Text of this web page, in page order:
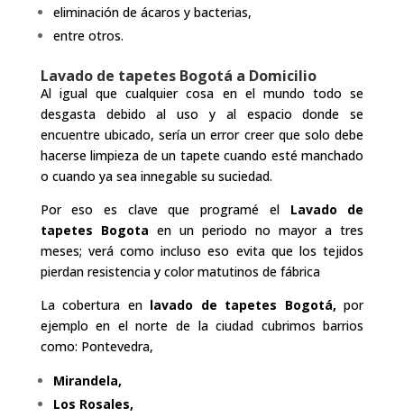
eliminación de ácaros y bacterias,
entre otros.
Lavado de tapetes Bogotá a Domicilio
Al igual que cualquier cosa en el mundo todo se
desgasta debido al uso y al espacio donde se
encuentre ubicado, sería un error creer que solo debe
hacerse limpieza de un tapete cuando esté manchado
o cuando ya sea innegable su suciedad.
Por eso es clave que programé el Lavado de
tapetes Bogota en un periodo no mayor a tres
meses; verá como incluso eso evita que los tejidos
pierdan resistencia y color matutinos de fábrica
La cobertura en lavado de tapetes Bogotá, por
ejemplo en el norte de la ciudad cubrimos barrios
como: Pontevedra,
Mirandela,
Los Rosales,